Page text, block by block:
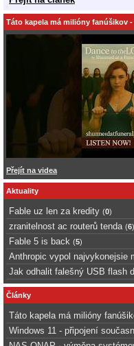
Táto kapela má milióny fanúšikov
Přejít na videa
Aktuality
Fable uz len za kredity (0)
zranitelnost ac routerů tenda (6)
Fable 5 is back (5)
Anthropic vypol najvykonejsie
Jak odhalit falešný USB flash
Články
Táto kapela má milióny
Windows 11 - připojení